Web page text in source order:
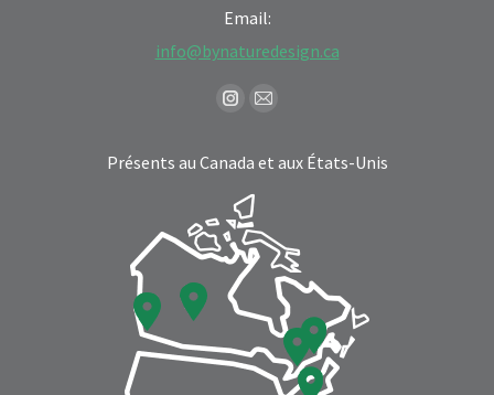
Email:
info@bynaturedesign.ca
Instagram
opens
in
new
window
Mail
opens
window
Présents au Canada et aux États-Unis